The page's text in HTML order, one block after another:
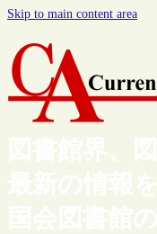
Skip to main content area
図書館界、
最新の情報
国会図書館